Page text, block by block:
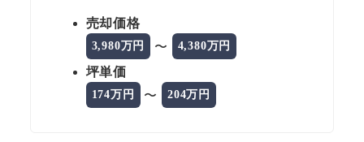
売却価格
3,980万円 〜 4,380万円
坪単価
174万円 〜 204万円